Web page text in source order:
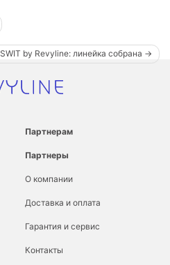
SWIT by Revyline: линейка собрана
Партнерам
Партнеры
О компании
Доставка и оплата
Гарантия и сервис
Контакты